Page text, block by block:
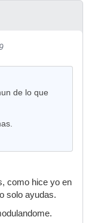
de lo que
como hice yo en
solo ayudas.